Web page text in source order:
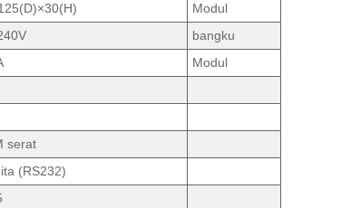
Modul
bangku
Modul
serat
(RS232)